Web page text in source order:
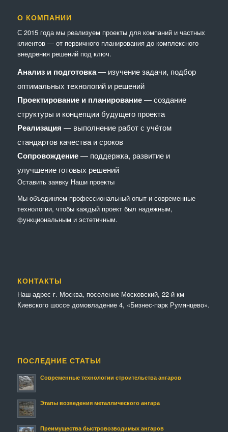
О КОМПАНИИ
С 2015 года мы реализуем проекты для компаний и частных
клиентов — от первичного планирования до комплексного
внедрения решений под ключ.
Анализ и подготовка— изучение задачи, подбор
оптимальных технологий и решений
Проектирование и планирование— создание
структуры и концепции будущего проекта
Реализация — выполнение работ с учётом
стандартов качества и сроков
Сопровождение— поддержка, развитие и
улучшение готовых решений
Оставить заявку Наши проекты
Мы объединяем профессиональный опыт и современные
технологии, чтобы каждый проект был надежным,
функциональным и эстетичным.
КОНТАКТЫ
Наш адрес г. Москва, поселение Московский, 22-й км
Киевского шоссе домовладение 4, «Бизнес-парк Румянцево».
ПОСЛЕДНИЕ СТАТЬИ
Современные технологии строительства ангаров
Этапы возведения металлического ангара
Преимущества быстровозводимых ангаров